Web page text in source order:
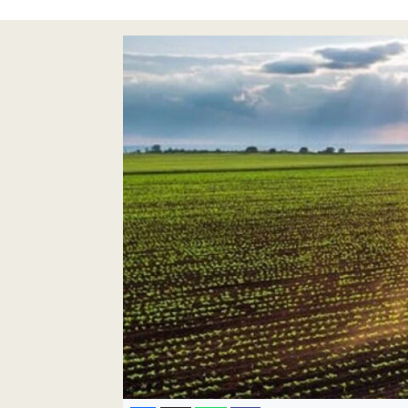
Pankobirlik
Et fiyatları
Tarım Bilgisi
Yetiştirici Soruyor
Dünyada Tarım
Üretici Birlikleri
Şeker ve Şekerli Mamüller
Tahıllar ve Baklagiller